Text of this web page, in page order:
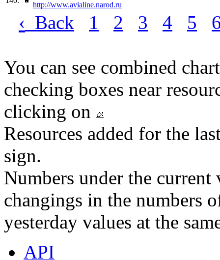
http://www.avialine.narod.ru
‹ Back 1 2 3 4 5
You can see combined
checking boxes near
clicking on
Resources added for the
sign.
Numbers under the
changings in the numbers
yesterday values at the
API